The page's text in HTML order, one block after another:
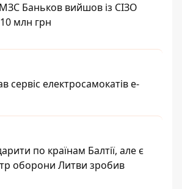
Баньков вийшов із СІЗО
10 млн грн
сервіс електросамокатів e-
по країнам Балтії, але є
оборони Литви зробив